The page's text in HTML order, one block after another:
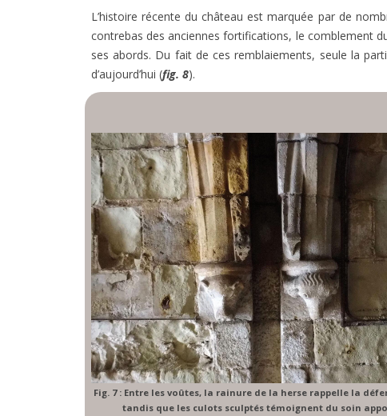
L’histoire récente du château est marquée par de
contrebas des anciennes fortifications, le comblement
ses abords. Du fait de ces remblaiements, seule la
d’aujourd’hui (fig. 8).
Fig. 7 : Entre les voûtes, la rainure de la herse rappelle la
tandis que les culots sculptés témoignent du soin